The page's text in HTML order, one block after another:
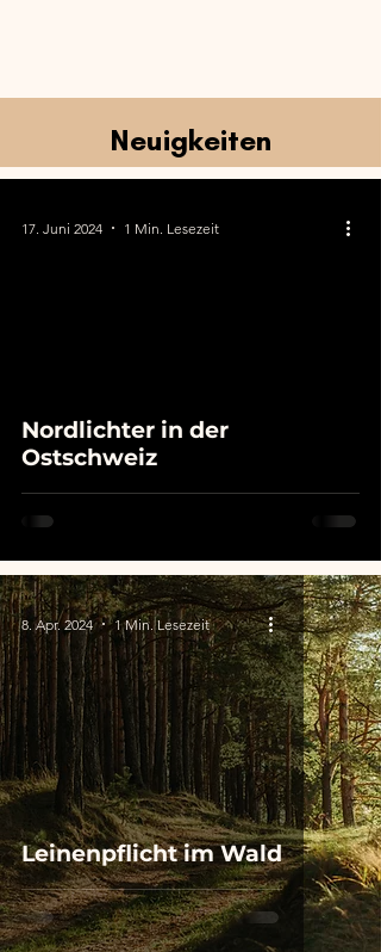
Neuigkeiten
Nordlichter in der
Ostschweiz
17. Juni 2024 1 Min. Lesezeit
Leinenpflicht im Wald
8. Apr. 2024 1 Min. Lesezeit